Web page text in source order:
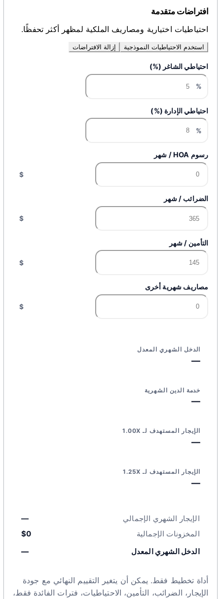
افتراضات متقدمة
احتياطيات اختيارية ومصاريف الملكية لمظهر أكثر تحفظًا.
استخدم الاحتياطيات النموذجية إزالة الافتراضات
احتياطي الشاغر (%)
%
احتياطي الإدارة (%)
%
رسوم HOA / شهر
$
الضرائب / شهر
$
التأمين / شهر
$
مصاريف شهرية أخرى
$
الدخل الشهري المعدل
—
خدمة الدين الشهرية
—
الإيجار المستهدف لـ 1.00X
—
الإيجار المستهدف لـ 1.25X
—
الإيجار الشهري الإجمالي
—
المخزونات الإجمالية
$0
الدخل الشهري المعدل
—
أداة تخطيط فقط. يمكن أن يتغير التقييم النهائي مع جودة
الإيجار، الضرائب، التأمين، الاحتياطيات، فترات الفائدة فقط،